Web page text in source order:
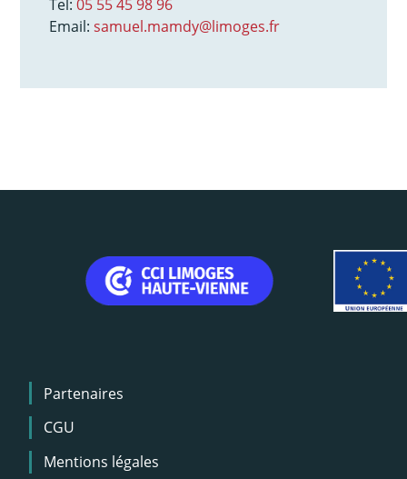
Tel:05 55 45 98 96
Email:samuel.mamdy@limoges.fr
Menu
Pied
de
page
Partenaires
CGU
Mentions légales